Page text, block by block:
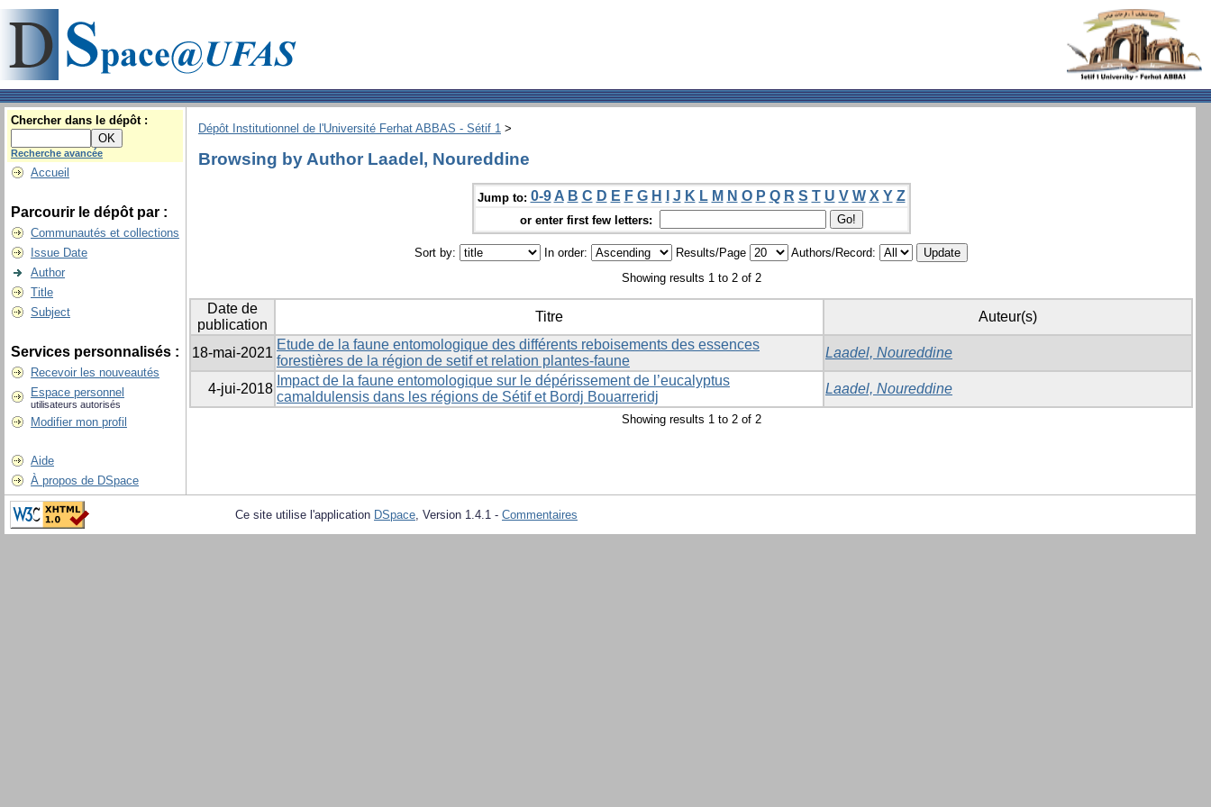
Chercher dans le dépôt :
Recherche avancée
Accueil
Parcourir le dépôt par :
Communautés et collections
Issue Date
Author
Title
Subject
Services personnalisés :
Recevoir les nouveautés
Espace personnel
utilisateurs autorisés
Modifier mon profil
Aide
À propos de DSpace
Dépôt Institutionnel de l'Université Ferhat ABBAS - Sétif 1 >
Browsing by Author Laadel, Noureddine
Jump to: 0-9 A B C D E F G H J K L M N O P Q R S T U V W X Y Z
or enter first few letters:
Sort by: In order: Results/Page
Authors/Record:
Showing results 1 to 2 of 2
Date de
publication
Titre Auteur(s)
18-mai-2021
Etude de la faune entomologique des différents reboisements des essences
forestières de la région de setif et relation plantes-faune
Laadel, Noureddine
4-jui-2018
Impact de la faune entomologique sur le dépérissement de l’eucalyptus
camaldulensis dans les régions de Sétif et Bordj Bouarreridj
Laadel, Noureddine
Showing results 1 to 2 of 2
Ce site utilise l'application DSpace, Version 1.4.1 - Commentaires